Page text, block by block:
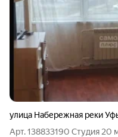
улица Набережная реки
Арт. 138833190 Студия 20